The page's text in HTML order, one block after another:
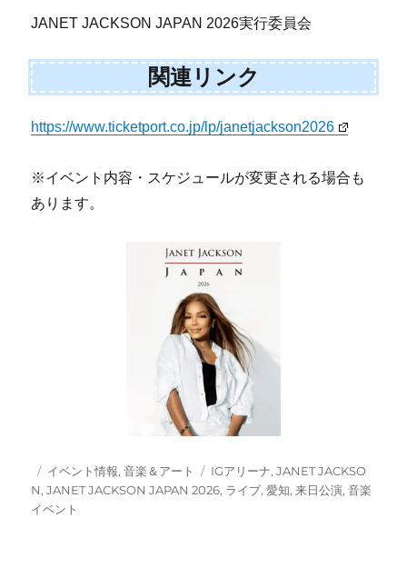
JANET JACKSON JAPAN 2026実行委員会
関連リンク
https://www.ticketport.co.jp/lp/janetjackson2026
※イベント内容・スケジュールが変更される場合も
あります。
投
稿
日:
カ
テ
ゴ
イベント情報,音楽＆アート
タ
グ
IGアリーナ,JANET JACKSO
N,JANET JACKSON JAPAN 2026, ライブ,愛知,来日公演,音楽
イベント